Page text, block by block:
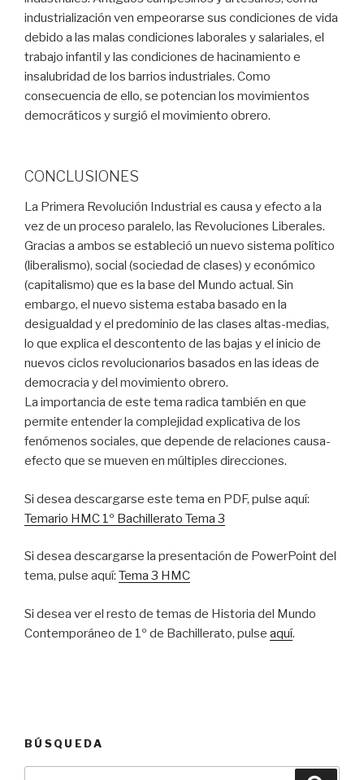
industrialización ven empeorarse sus condiciones de vida
debido a las malas condiciones laborales y salariales, el
trabajo infantil y las condiciones de hacinamiento e
insalubridad de los barrios industriales. Como
consecuencia de ello, se potencian los movimientos
democráticos y surgió el movimiento obrero.
CONCLUSIONES
La Primera Revolución Industrial es causa y efecto a la
vez de un proceso paralelo, las Revoluciones Liberales.
Gracias a ambos se estableció un nuevo sistema político
(liberalismo), social (sociedad de clases) y económico
(capitalismo) que es la base del Mundo actual. Sin
embargo, el nuevo sistema estaba basado en la
desigualdad y el predominio de las clases altas-medias,
lo que explica el descontento de las bajas y el inicio de
nuevos ciclos revolucionarios basados en las ideas de
democracia y del movimiento obrero.
La importancia de este tema radica también en que
permite entender la complejidad explicativa de los
fenómenos sociales, que depende de relaciones causa-
efecto que se mueven en múltiples direcciones.
Si desea descargarse este tema en PDF, pulse aquí:
Temario HMC 1º Bachillerato Tema 3
Si desea descargarse la presentación de PowerPoint del
tema, pulse aquí: Tema 3 HMC
Si desea ver el resto de temas de Historia del Mundo
Contemporáneo de 1º de Bachillerato, pulse aquí.
BÚSQUEDA